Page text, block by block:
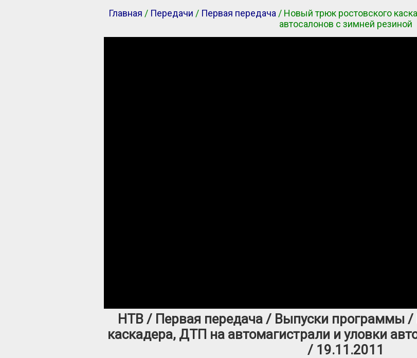
Главная / Передачи / Первая передача / Новый трюк ростовского
автосалонов с зимней резиной
НТВ / Первая передача / Выпуски программы /
каскадера, ДТП на автомагистрали и уловки
/ 19.11.2011